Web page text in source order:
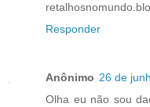
Responder
Anônimo 26 de
Olha eu não sou